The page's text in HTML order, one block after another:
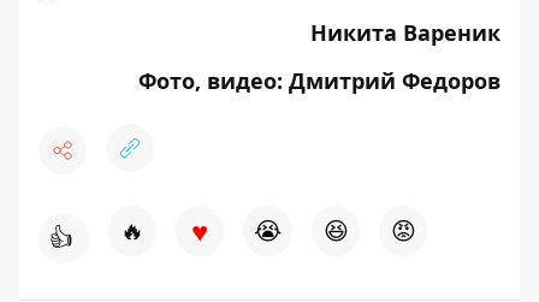
Никита Вареник
Фото, видео: Дмитрий Федоров
👍 🔥 ♥ 😭 😆 😡